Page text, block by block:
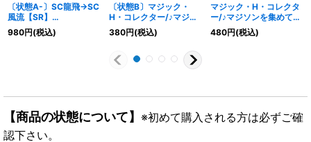
〔状態A-〕SC龍飛→SC
風流【SR】
{23RP16B/22}《水》
980円(税込)
〔状態B〕マジック・
H・コレクター/♪マジソ
ンを集めて早しストリー
ム【SR】
380円(税込)
マジック・H・コレクタ
ー/♪マジソンを集めて早
しストリーム【SR】
{23RP24B/22}《水》
480円(税込)
【商品の状態について】 ※初めて購入される方は必ずご確
認下さい。